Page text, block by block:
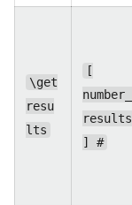
\get
resu
lts
[
number_
results
] #